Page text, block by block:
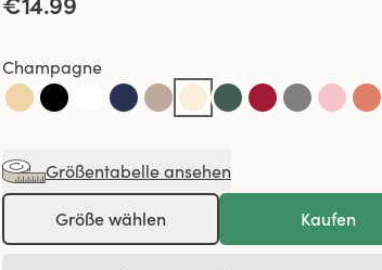
Champagne
Größentabelle ansehen
Größe wählen Kaufen